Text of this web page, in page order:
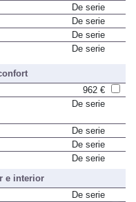
De serie
De serie
De serie
De serie
962 €
De serie
De serie
De serie
De serie
e interior
De serie